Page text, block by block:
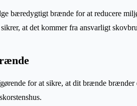
bæredygtigt brænde for at reducere
at det kommer fra ansvarligt
for at sikre, at dit brænde